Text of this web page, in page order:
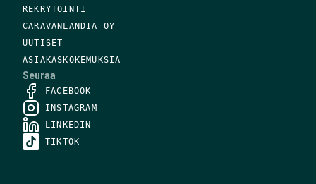
REKRYTOINTI
CARAVANLANDIA OY
UUTISET
ASIAKASKOKEMUKSIA
Seuraa
FACEBOOK
INSTAGRAM
LINKEDIN
TIKTOK